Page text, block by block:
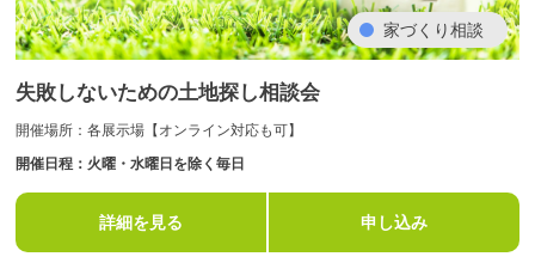
家づくり相談
失敗しないための土地探し相談会
開催場所：各展示場【オンライン対応も可】
開催日程：火曜・水曜日を除く毎日
詳細を見る 申し込み